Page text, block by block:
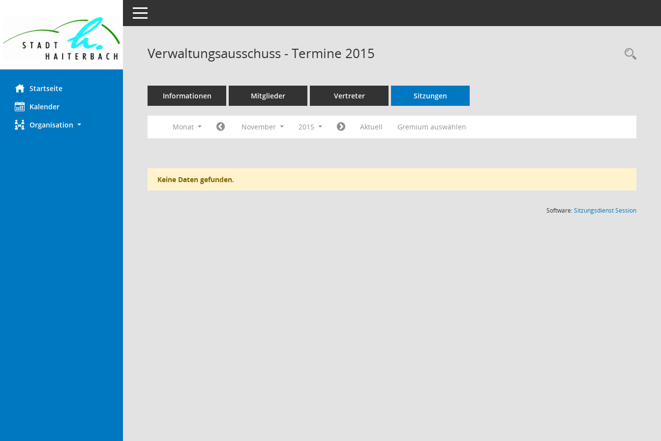
Startseite
Kalender
Organisation
Toggle navigation
Verwaltungsausschuss - Termine 2015
Informationen Mitglieder Vertreter Sitzungen
Monat November 2015 Aktuell Gremium auswählen
Keine Daten gefunden.
Software:SitzungsdienstSession(Wird in